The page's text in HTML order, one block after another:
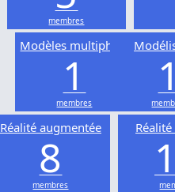
membres
Modèles multiphysiques
1
membres
Réalité augmentée
8
membres